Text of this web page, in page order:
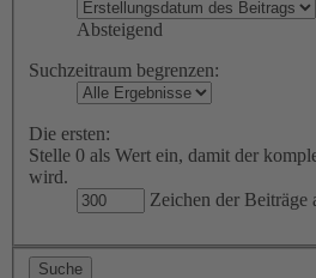
Absteigend
Suchzeitraum begrenzen:
Die ersten:
Stelle 0 als Wert ein, damit der
wird.
Zeichen der Beiträge